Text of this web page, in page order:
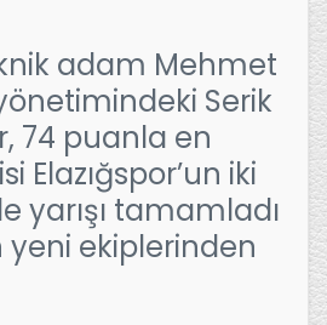
adam Mehmet
Serik
74 puanla en
Elazığspor’un iki
yarışı tamamladı
yeni ekiplerinden